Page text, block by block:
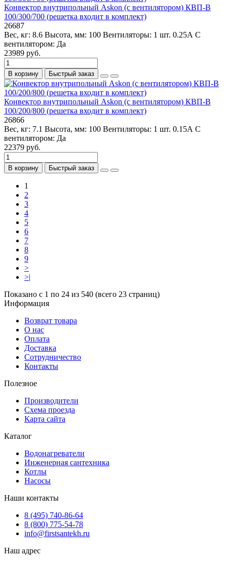
Конвектор внутрипольный Askon (с вентилятором) КВП-В
100/300/700 (решетка входит в комплект)
26687
Вес, кг: 8.6 Высота, мм: 100 Вентиляторы: 1 шт. 0.25А С
вентилятором: Да
23989 руб.
В корзину Быстрый заказ
Конвектор внутрипольный Askon (с вентилятором) КВП-В
100/200/800 (решетка входит в комплект)
26866
Вес, кг: 7.1 Высота, мм: 100 Вентиляторы: 1 шт. 0.15А С
вентилятором: Да
22379 руб.
В корзину Быстрый заказ
1
2
3
4
5
6
7
8
9
>
>|
Показано с 1 по 24 из 540 (всего 23 страниц)
Информация
Возврат товара
О нас
Оплата
Доставка
Сотрудничество
Контакты
Полезное
Производители
Схема проезда
Карта сайта
Каталог
Водонагреватели
Инженерная сантехника
Котлы
Насосы
Наши контакты
8 (495) 740-86-64
8 (800) 775-54-78
info@firstsantekh.ru
Наш адрес